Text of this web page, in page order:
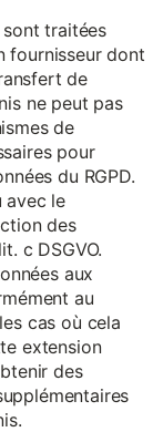
sont traitées
fournisseur dont
de
ne peut pas
de
pour
du RGPD.
avec le
des
c DSGVO.
aux
au
cas où cela
extension
des